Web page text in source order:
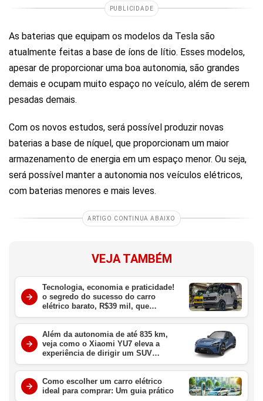
PUBLICIDADE
As baterias que equipam os modelos da Tesla são
atualmente feitas a base de íons de lítio. Esses modelos,
apesar de proporcionar uma boa autonomia, são grandes
demais e ocupam muito espaço no veículo, além de serem
pesadas demais.
Com os novos estudos, será possível produzir novas
baterias a base de níquel, que proporcionam um maior
armazenamento de energia em um espaço menor. Ou seja,
será possível manter a autonomia nos veículos elétricos,
com baterias menores e mais leves.
ARTIGO CONTINUA ABAIXO
VEJA TAMBÉM
Tecnologia, economia e praticidade!
o segredo do sucesso do carro
elétrico barato, R$39 mil, que
conquistou o Japão
Além da autonomia de até 835 km,
veja como o Xiaomi YU7 eleva a
experiência de dirigir um SUV
elétrico
Como escolher um carro elétrico
ideal para comprar: Um guia prático